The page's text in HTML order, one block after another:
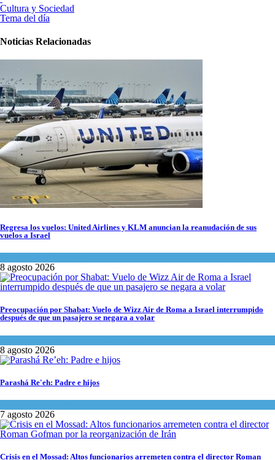
Cultura y Sociedad
Tema del día
Noticias Relacionadas
Regresa los vuelos: United Airlines y KLM anuncian la reanudación de sus
vuelos a Israel
8 agosto 2026
Preocupación por Shabat: Vuelo de Wizz Air de Roma a Israel interrumpido
después de que un pasajero se negara a volar
8 agosto 2026
Parashá Re'eh: Padre e hijos
7 agosto 2026
Crisis en el Mossad: Altos funcionarios arremeten contra el director Roman